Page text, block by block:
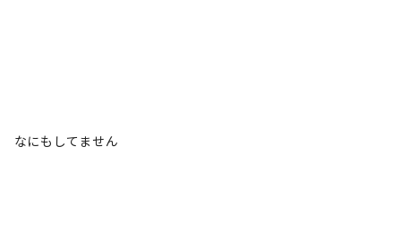
なにもしてません